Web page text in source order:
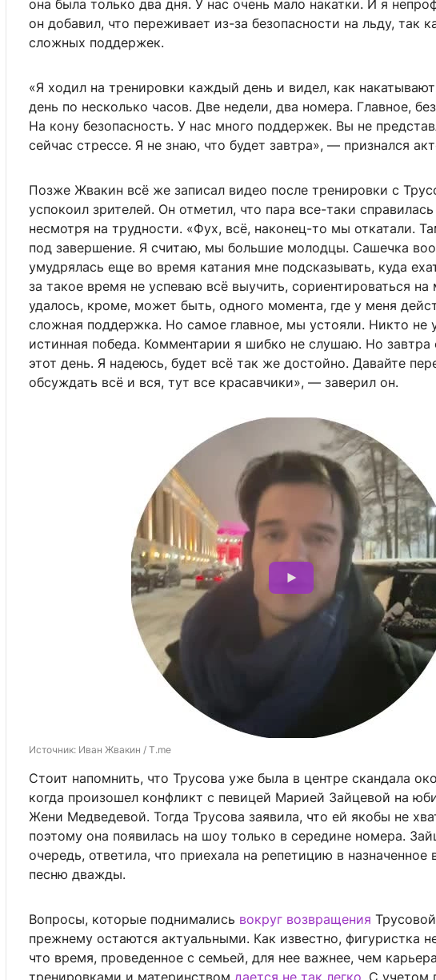
она была только два дня. У нас очень мало накатки. И я
он добавил, что переживает из-за безопасности на льду, так
сложных поддержек.
«Я ходил на тренировки каждый день и видел, как
день по несколько часов. Две недели, два номера. Главное,
На кону безопасность. У нас много поддержек. Вы не
сейчас стрессе. Я не знаю, что будет завтра», — признался
Позже Жвакин всё же записал видео после тренировки с
успокоил зрителей. Он отметил, что пара все-таки
несмотря на трудности. «Фух, всё, наконец-то мы откатали.
под завершение. Я считаю, мы большие молодцы. Сашечка
умудрялась еще во время катания мне подсказывать, куда
за такое время не успеваю всё выучить, сориентироваться на
удалось, кроме, может быть, одного момента, где у меня
сложная поддержка. Но самое главное, мы устояли. Никто не
истинная победа. Комментарии я шибко не слушаю. Но
этот день. Я надеюсь, будет всё так же достойно. Давайте
обсуждать всё и вся, тут все красавчики», — заверил он.
Источник: Иван Жвакин / T.me
Стоит напомнить, что Трусова уже была в центре скандала
когда произошел конфликт с певицей Марией Зайцевой на
Жени Медведевой. Тогда Трусова заявила, что ей якобы не
поэтому она появилась на шоу только в середине номера.
очередь, ответила, что приехала на репетицию в назначенное
песню дважды.
Вопросы, которые поднимались вокруг возвращения
прежнему остаются актуальными. Как известно, фигуристка
что время, проведенное с семьей, для нее важнее, чем